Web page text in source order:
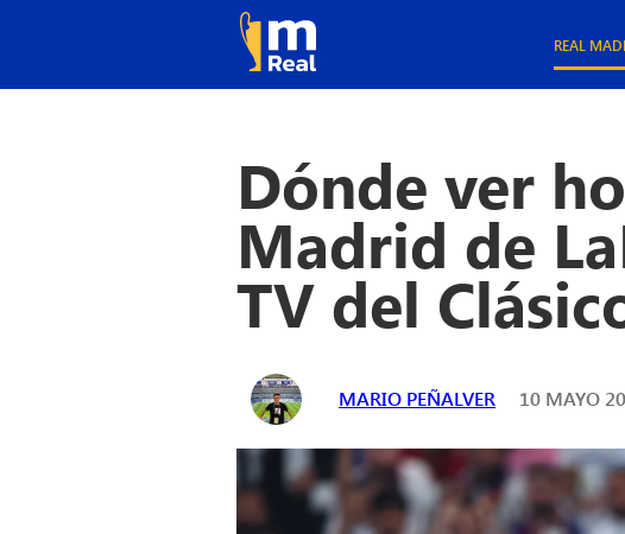
REAL
Dónde ver
Madrid de
TV del
MARIO PEÑALVER 10 MAYO